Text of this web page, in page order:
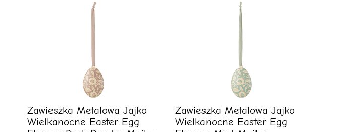
Zawieszka Metalowa Jajko
Wielkanocne Easter Egg
Zawieszka Metalowa Jajko
Wielkanocne Easter Egg